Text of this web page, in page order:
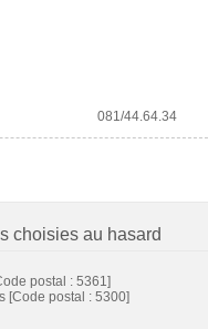
081/44.64.34
choisies au hasard
postal : 5361]
[Code postal : 5300]